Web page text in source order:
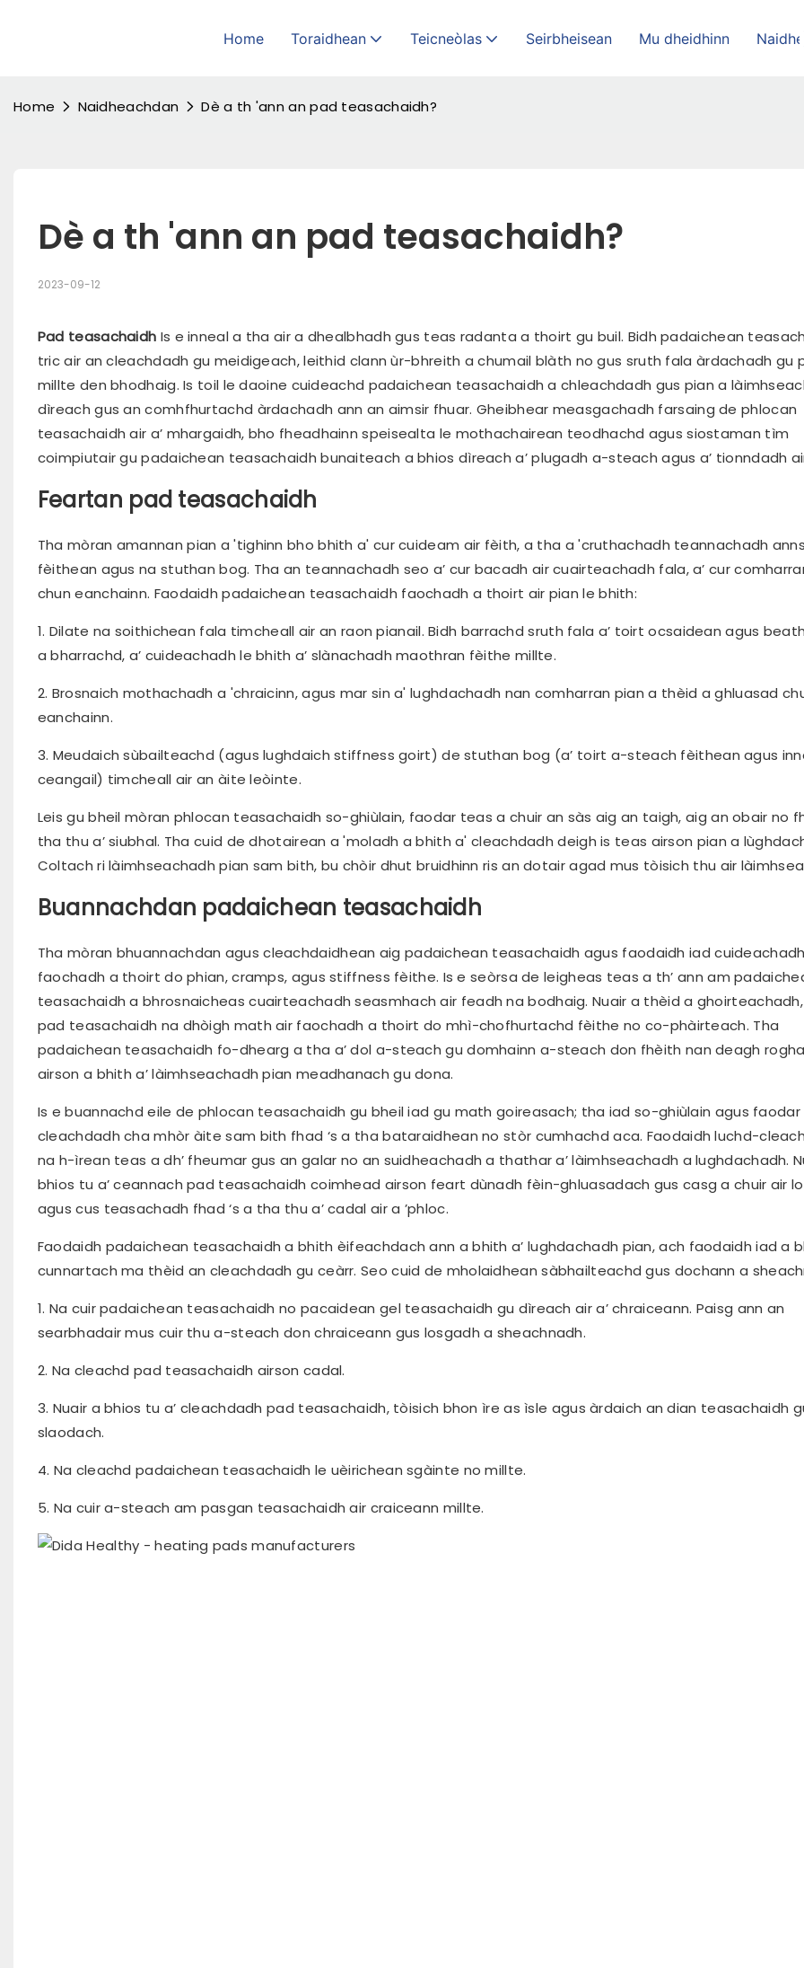
Home Toraidhean Teicneòlas Seirbheisean Mu dheidhinn
Home Naidheachdan Dè a th 'ann an pad teasachaidh?
Dè a th 'ann an pad teasachaidh?
2023-09-12
Pad teasachaidh Is e inneal a tha air a dhealbhadh gus teas radanta a thoirt gu buil. Bidh padaichean
tric air an cleachdadh gu meidigeach, leithid clann ùr-bhreith a chumail blàth no gus sruth fala àrdachadh gu
millte den bhodhaig. Is toil le daoine cuideachd padaichean teasachaidh a chleachdadh gus pian a
dìreach gus an comhfhurtachd àrdachadh ann an aimsir fhuar. Gheibhear measgachadh farsaing de phlocan
teasachaidh air a’ mhargaidh, bho fheadhainn speisealta le mothachairean teodhachd agus siostaman tìm
coimpiutair gu padaichean teasachaidh bunaiteach a bhios dìreach a’ plugadh a-steach agus a’ tionndadh
Feartan pad teasachaidh
Tha mòran amannan pian a 'tighinn bho bhith a' cur cuideam air fèith, a tha a 'cruthachadh teannachadh
fèithean agus na stuthan bog. Tha an teannachadh seo a’ cur bacadh air cuairteachadh fala, a’ cur
chun eanchainn. Faodaidh padaichean teasachaidh faochadh a thoirt air pian le bhith:
1. Dilate na soithichean fala timcheall air an raon pianail. Bidh barrachd sruth fala a’ toirt ocsaidean agus
a bharrachd, a’ cuideachadh le bhith a’ slànachadh maothran fèithe millte.
2. Brosnaich mothachadh a 'chraicinn, agus mar sin a' lughdachadh nan comharran pian a thèid a ghluasad
eanchainn.
3. Meudaich sùbailteachd (agus lughdaich stiffness goirt) de stuthan bog (a’ toirt a-steach fèithean agus
ceangail) timcheall air an àite leòinte.
Leis gu bheil mòran phlocan teasachaidh so-ghiùlain, faodar teas a chuir an sàs aig an taigh, aig an obair no
tha thu a’ siubhal. Tha cuid de dhotairean a 'moladh a bhith a' cleachdadh deigh is teas airson pian a
Coltach ri làimhseachadh pian sam bith, bu chòir dhut bruidhinn ris an dotair agad mus tòisich thu air
Buannachdan padaichean teasachaidh
Tha mòran bhuannachdan agus cleachdaidhean aig padaichean teasachaidh agus faodaidh iad
faochadh a thoirt do phian, cramps, agus stiffness fèithe. Is e seòrsa de leigheas teas a th’ ann am
teasachaidh a bhrosnaicheas cuairteachadh seasmhach air feadh na bodhaig. Nuair a thèid a
pad teasachaidh na dhòigh math air faochadh a thoirt do mhì-chofhurtachd fèithe no co-phàirteach. Tha
padaichean teasachaidh fo-dhearg a tha a’ dol a-steach gu domhainn a-steach don fhèith nan deagh
airson a bhith a’ làimhseachadh pian meadhanach gu dona.
Is e buannachd eile de phlocan teasachaidh gu bheil iad gu math goireasach; tha iad so-ghiùlain agus faodar
cleachdadh cha mhòr àite sam bith fhad ‘s a tha bataraidhean no stòr cumhachd aca. Faodaidh luchd-
na h-ìrean teas a dh’ fheumar gus an galar no an suidheachadh a thathar a’ làimhseachadh a lughdachadh.
bhios tu a’ ceannach pad teasachaidh coimhead airson feart dùnadh fèin-ghluasadach gus casg a chuir air
agus cus teasachadh fhad ‘s a tha thu a’ cadal air a ’phloc.
Faodaidh padaichean teasachaidh a bhith èifeachdach ann a bhith a’ lughdachadh pian, ach faodaidh iad a
cunnartach ma thèid an cleachdadh gu ceàrr. Seo cuid de mholaidhean sàbhailteachd gus dochann a
1. Na cuir padaichean teasachaidh no pacaidean gel teasachaidh gu dìreach air a’ chraiceann. Paisg ann an
searbhadair mus cuir thu a-steach don chraiceann gus losgadh a sheachnadh.
2. Na cleachd pad teasachaidh airson cadal.
3. Nuair a bhios tu a’ cleachdadh pad teasachaidh, tòisich bhon ìre as ìsle agus àrdaich an dian teasachaidh
slaodach.
4. Na cleachd padaichean teasachaidh le uèirichean sgàinte no millte.
5. Na cuir a-steach am pasgan teasachaidh air craiceann millte.